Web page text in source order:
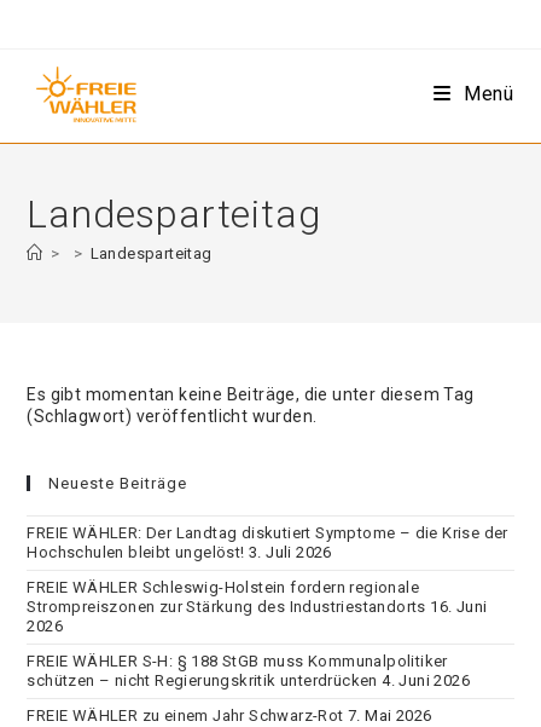
Menü
Landesparteitag
> > Landesparteitag
Es gibt momentan keine Beiträge, die unter diesem Tag
(Schlagwort) veröffentlicht wurden.
Neueste Beiträge
FREIE WÄHLER: Der Landtag diskutiert Symptome – die Krise der
Hochschulen bleibt ungelöst! 3. Juli 2026
FREIE WÄHLER Schleswig-Holstein fordern regionale
Strompreiszonen zur Stärkung des Industriestandorts 16. Juni
2026
FREIE WÄHLER S-H: § 188 StGB muss Kommunalpolitiker
schützen – nicht Regierungskritik unterdrücken 4. Juni 2026
FREIE WÄHLER zu einem Jahr Schwarz-Rot 7. Mai 2026